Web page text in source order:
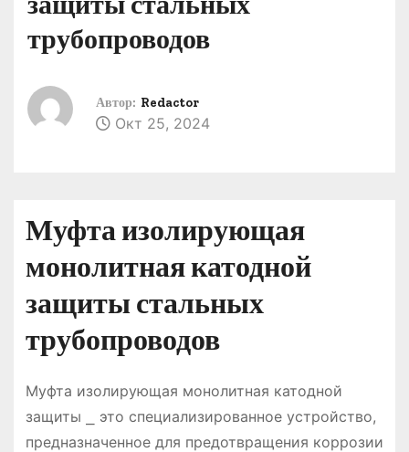
трубопроводов
Автор: Redactor
Окт 25, 2024
Муфта изолирующая
монолитная катодной
защиты стальных
трубопроводов
Муфта изолирующая монолитная катодной
защиты ⎯ это специализированное устройство,
предназначенное для предотвращения коррозии